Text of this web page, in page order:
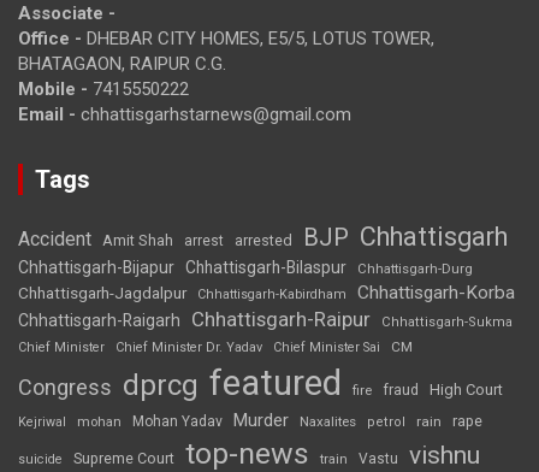
Associate -
Office - DHEBAR CITY HOMES, E5/5, LOTUS TOWER,
BHATAGAON, RAIPUR C.G.
Mobile - 7415550222
Email - chhattisgarhstarnews@gmail.com
Tags
Accident Amit Shah arrest arrested BJP Chhattisgarh
Chhattisgarh-Bijapur Chhattisgarh-Bilaspur Chhattisgarh-Durg
Chhattisgarh-Jagdalpur Chhattisgarh-Kabirdham Chhattisgarh-Korba
Chhattisgarh-Raigarh Chhattisgarh-Raipur
Chhattisgarh-Sukma
Chief Minister
Chief Minister Dr. Yadav Chief Minister Sai CM
Congress dprcg featured fire fraud High Court
Kejriwal mohan Mohan Yadav Murder Naxalites petrol rain rape
suicide Supreme Court top-news train Vastu vishnu